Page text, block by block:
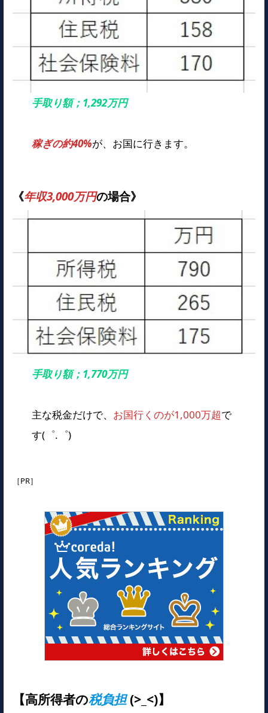
手取り額；1,292万円
稼ぎの約40%が、お国に行きます。
《年収3,000万円の場合》
手取り額；1,770万円
主な税金だけで、 お国行くのが1,000万超で
す(゜.゜)
［PR］
【高所得者の税負担(>_<)】